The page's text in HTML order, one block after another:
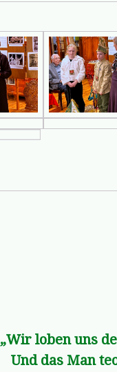
„Wir loben uns
Und das Man